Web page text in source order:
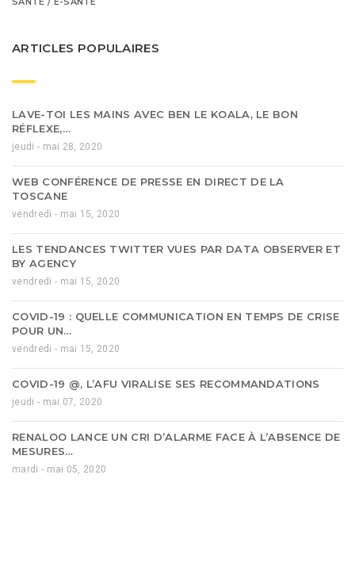
ARTICLES POPULAIRES
LAVE-TOI LES MAINS AVEC BEN LE KOALA, LE BON
RÉFLEXE,…
jeudi - mai 28, 2020
WEB CONFÉRENCE DE PRESSE EN DIRECT DE LA
TOSCANE
vendredi - mai 15, 2020
LES TENDANCES TWITTER VUES PAR DATA OBSERVER ET
BY AGENCY
vendredi - mai 15, 2020
COVID-19 : QUELLE COMMUNICATION EN TEMPS DE CRISE
POUR UN…
vendredi - mai 15, 2020
COVID-19 @, L’AFU VIRALISE SES RECOMMANDATIONS
jeudi - mai 07, 2020
RENALOO LANCE UN CRI D’ALARME FACE À L’ABSENCE DE
MESURES…
mardi - mai 05, 2020